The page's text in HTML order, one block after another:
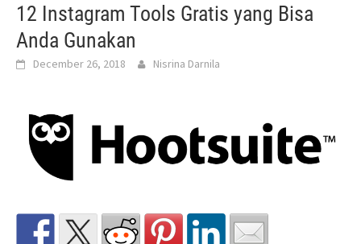
12 Instagram Tools Gratis yang Bisa
Anda Gunakan
December 26, 2018 Nisrina Darnila